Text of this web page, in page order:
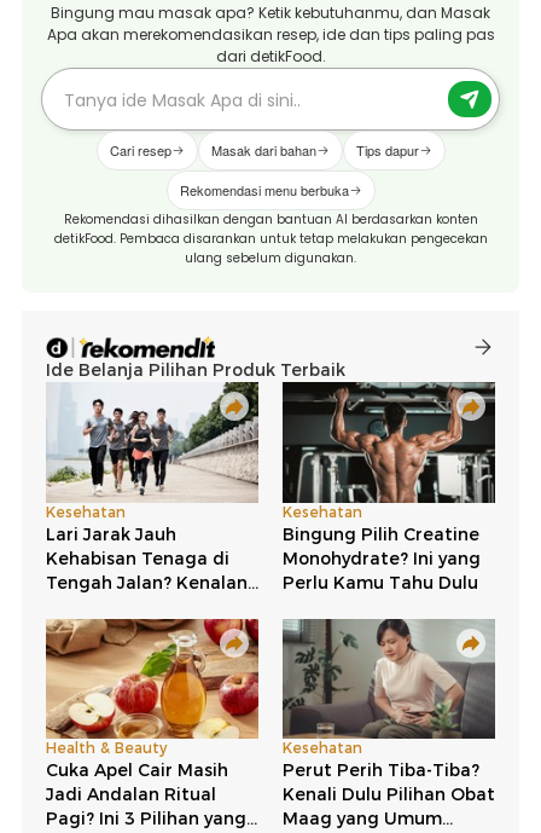
Bingung mau masak apa? Ketik kebutuhanmu, dan Masak
Apa akan merekomendasikan resep, ide dan tips paling pas
dari detikFood.
Cari resep Masak dari bahan Tips dapur
Rekomendasi menu berbuka
Rekomendasi dihasilkan dengan bantuan AI berdasarkan konten
detikFood. Pembaca disarankan untuk tetap melakukan pengecekan
ulang sebelum digunakan.